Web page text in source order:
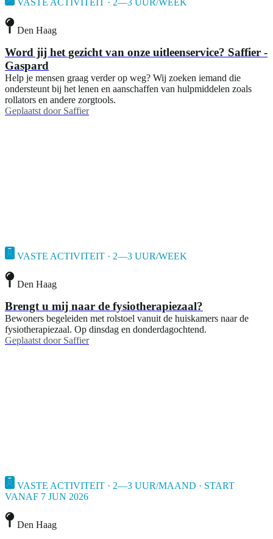
VASTE ACTIVITEIT · 2—3 UUR/WEEK
Den Haag
Word jij het gezicht van onze uitleenservice? Saffier -
Gaspard
Help je mensen graag verder op weg? Wij zoeken iemand die
ondersteunt bij het lenen en aanschaffen van hulpmiddelen zoals
rollators en andere zorgtools.
Geplaatst door Saffier
VASTE ACTIVITEIT · 2—3 UUR/WEEK
Den Haag
Brengt u mij naar de fysiotherapiezaal?
Bewoners begeleiden met rolstoel vanuit de huiskamers naar de
fysiotherapiezaal. Op dinsdag en donderdagochtend.
Geplaatst door Saffier
VASTE ACTIVITEIT · 2—3 UUR/MAAND · START
VANAF 7 JUN 2026
Den Haag